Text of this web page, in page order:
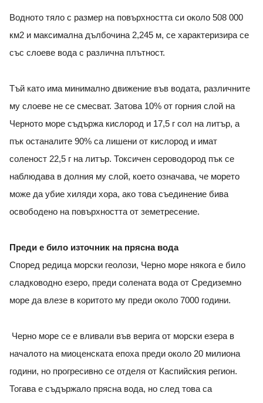
Водното тяло с размер на повърхността си около 508 000
км2 и максимална дълбочина 2,245 м, се характеризира се
със слоеве вода с различна плътност.
Тъй като има минимално движение във водата, различните
му слоеве не се смесват. Затова 10% от горния слой на
Черното море съдържа кислород и 17,5 г сол на литър, а
пък останалите 90% са лишени от кислород и имат
соленост 22,5 г на литър. Токсичен сероводород пък се
наблюдава в долния му слой, което означава, че морето
може да убие хиляди хора, ако това съединение бива
освободено на повърхността от земетресение.
Преди е било източник на прясна вода
Според редица морски геолози, Черно море някога е било
сладководно езеро, преди солената вода от Средиземно
море да влезе в коритото му преди около 7000 години.
Черно море се е вливали във верига от морски езера в
началото на миоценската епоха преди около 20 милиона
години, но прогресивно се отделя от Каспийския регион.
Тогава е съдържало прясна вода, но след това са